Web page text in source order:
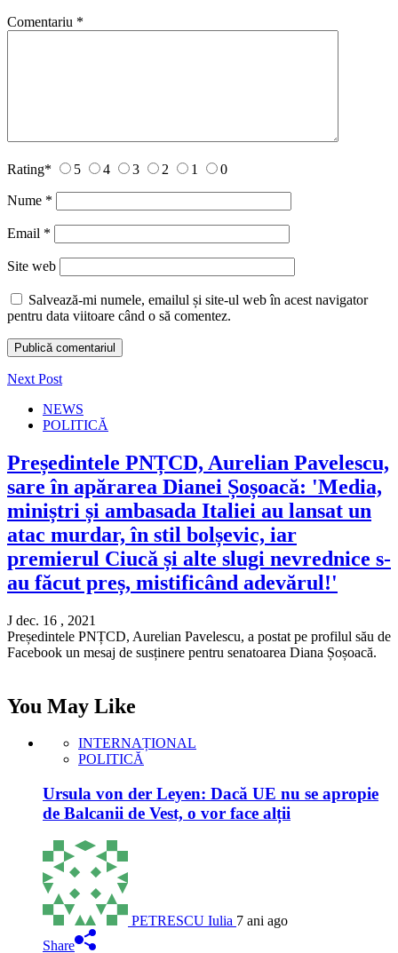
Comentariu *
Rating* 5 4 3 2 1 0
Nume *
Email *
Site web
Salvează-mi numele, emailul și site-ul web în acest navigator
pentru data viitoare când o să comentez.
Next Post
NEWS
POLITICĂ
Președintele PNȚCD, Aurelian Pavelescu,
sare în apărarea Dianei Șoșoacă: 'Media,
miniștri și ambasada Italiei au lansat un
atac murdar, în stil bolșevic, iar
premierul Ciucă și alte slugi nevrednice s-
au făcut preș, mistificând adevărul!'
J dec. 16 , 2021
Președintele PNȚCD, Aurelian Pavelescu, a postat pe profilul său de
Facebook un mesaj de susținere pentru senatoarea Diana Șoșoacă.
You May Like
INTERNAȚIONAL
POLITICĂ
Ursula von der Leyen: Dacă UE nu se apropie
de Balcanii de Vest, o vor face alții
PETRESCU Iulia 7 ani ago
Share